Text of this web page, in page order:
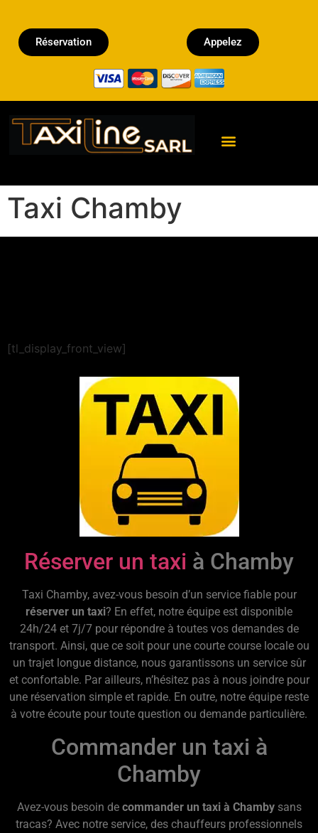
Réservation Appelez
Taxi Chamby
[tl_display_front_view]
Réserver un taxi à Chamby
Taxi Chamby, avez-vous besoin d’un service fiable pour
réserver un taxi? En effet, notre équipe est disponible
24h/24 et 7j/7 pour répondre à toutes vos demandes de
transport. Ainsi, que ce soit pour une courte course locale ou
un trajet longue distance, nous garantissons un service sûr
et confortable. Par ailleurs, n’hésitez pas à nous joindre pour
une réservation simple et rapide. En outre, notre équipe reste
à votre écoute pour toute question ou demande particulière.
Commander un taxi à
Chamby
Avez-vous besoin de commander un taxi à Chambysans
tracas? Avec notre service, des chauffeurs professionnels